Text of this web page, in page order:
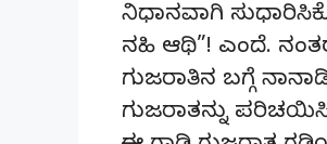
ನಿಧಾನವಾಗಿ
ನಹಿ ಆಥಿ”! ಎಂದೆ.
ಗುಜರಾತಿನ ಬಗ್ಗೆ
ಗುಜರಾತನ್ನು